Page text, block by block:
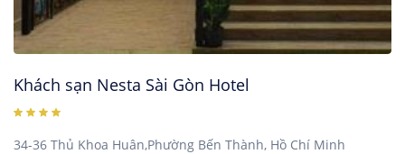
Khách sạn Nesta Sài Gòn Hotel
34-36 Thủ Khoa Huân,Phường Bến Thành, Hồ Chí Minh